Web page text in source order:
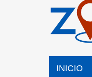
INICIO